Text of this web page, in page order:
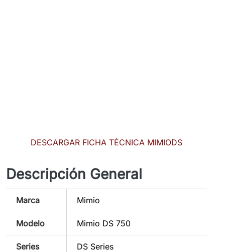
DESCARGAR FICHA TÉCNICA MIMIODS
Descripción General
Marca Mimio
Modelo Mimio DS 750
Series DS Series